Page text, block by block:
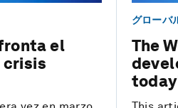
el
crisis
グローバ
The